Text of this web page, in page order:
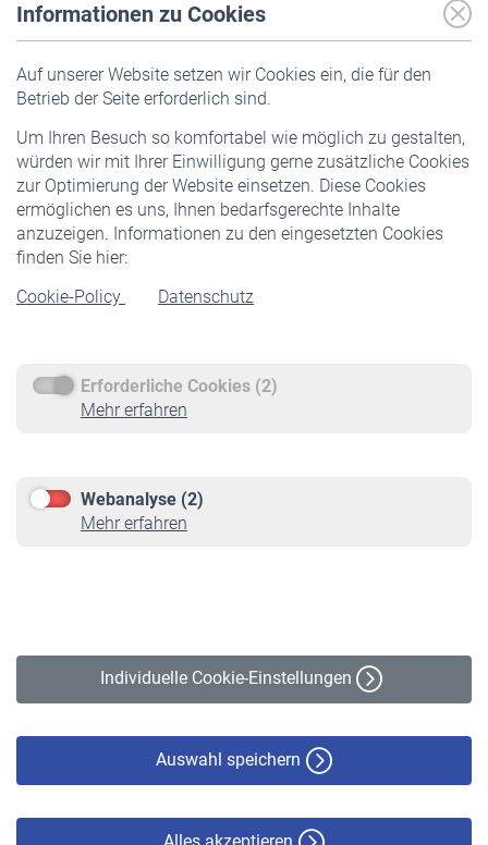
Informationen zu Cookies
Auf unserer Website setzen wir Cookies ein, die für den
Betrieb der Seite erforderlich sind.
Um Ihren Besuch so komfortabel wie möglich zu gestalten,
würden wir mit Ihrer Einwilligung gerne zusätzliche Cookies
zur Optimierung der Website einsetzen. Diese Cookies
ermöglichen es uns, Ihnen bedarfsgerechte Inhalte
anzuzeigen. Informationen zu den eingesetzten Cookies
finden Sie hier:
Cookie-Policy
Datenschutz
Erforderliche Cookies (2)
Mehr erfahren
Webanalyse (2)
Mehr erfahren
Individuelle Cookie-Einstellungen
Auswahl speichern
Pflichtversicherung
Staatliche Förderung
Veranstaltungen
Rentner
Rentenbeginn
Rente beantragen
Service
Informationen
Online-Rechner
VBLnewsletter
Erklärung zur Barrierefreiheit